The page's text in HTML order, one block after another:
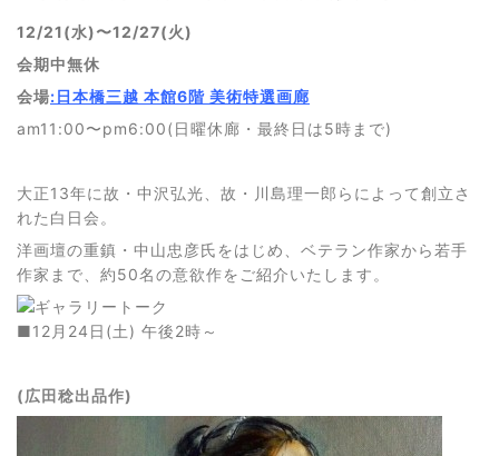
12/21(水)〜12/27(火)
会期中無休
会場:日本橋三越 本館6階 美術特選画廊
am11:00〜pm6:00(日曜休廊・最終日は5時まで)
大正13年に故・中沢弘光、故・川島理一郎らによって創立さ
れた白日会。
洋画壇の重鎮・中山忠彦氏をはじめ、ベテラン作家から若手
作家まで、約50名の意欲作をご紹介いたします。
■12月24日(土) 午後2時～
(広田稔出品作)